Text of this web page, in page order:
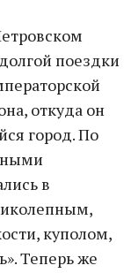
поездки
откуда он
город. По
в
куполом,
Теперь же